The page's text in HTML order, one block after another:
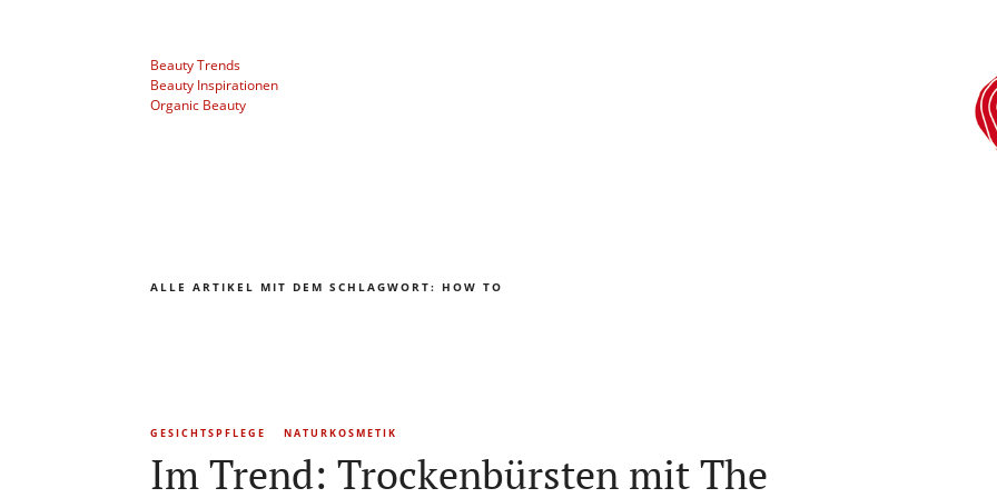
Beauty Trends
Beauty Inspirationen
Organic Beauty
ALLE ARTIKEL MIT DEM SCHLAGWORT: HOW TO
GESICHTSPFLEGE NATURKOSMETIK
Im Trend: Trockenbürsten mit The